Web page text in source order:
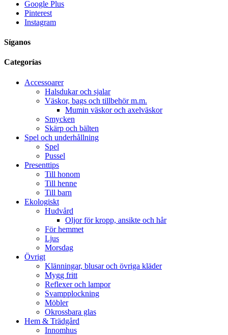
Google Plus
Pinterest
Instagram
Síganos
Categorías
Accessoarer
Halsdukar och sjalar
Väskor, bags och tillbehör m.m.
Mumin väskor och axelväskor
Smycken
Skärp och bälten
Spel och underhållning
Spel
Pussel
Presenttips
Till honom
Till henne
Till barn
Ekologiskt
Hudvård
Oljor för kropp, ansikte och hår
För hemmet
Ljus
Morsdag
Övrigt
Klänningar, blusar och övriga kläder
Mygg fritt
Reflexer och lampor
Svampplockning
Möbler
Okrossbara glas
Hem & Trädgård
Innomhus